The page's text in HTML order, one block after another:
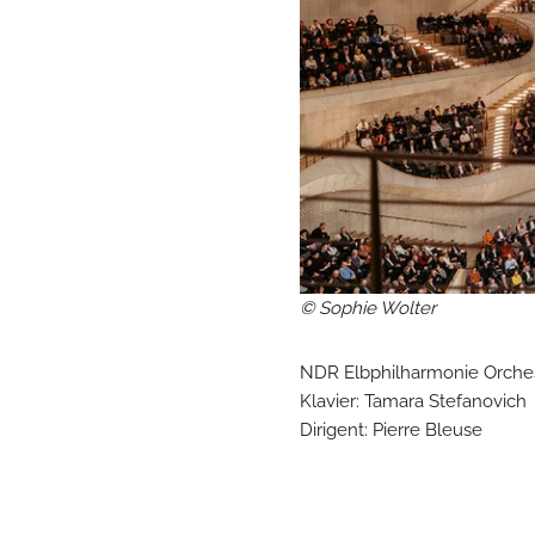
© Sophie Wolter
NDR Elbphilharmonie
Klavier: Tamara Stefanovich
Dirigent: Pierre Bleuse